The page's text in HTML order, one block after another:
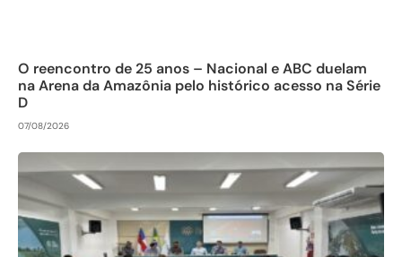
O reencontro de 25 anos – Nacional e ABC duelam
na Arena da Amazônia pelo histórico acesso na Série
D
07/08/2026